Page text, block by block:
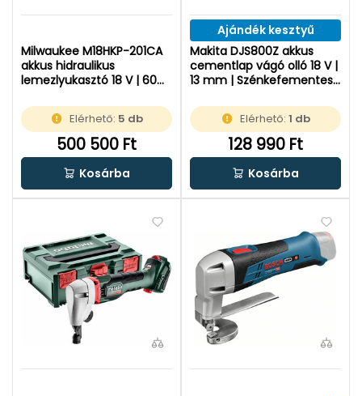
Milwaukee M18HKP-201CA
akkus hidraulikus
lemezlyukasztó 18 V | 60
Szénkefés | 1 x 2 Ah akku +
töltõ | Kofferben
Elérhető: 5 db
500 500 Ft
Kosárba
Ajándék kesztyű
Makita DJS800Z akkus
cementlap vágó olló 18 V |
13 mm | Szénkefementes |
Kartondobozban
Elérhető: 1 db
128 990 Ft
Kosárba